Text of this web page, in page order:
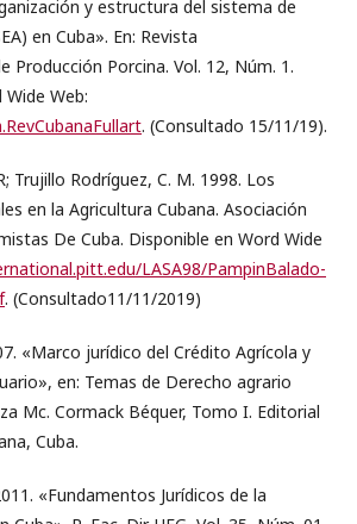
y estructura del sistema de
en Cuba». En: Revista
Producción Porcina. Vol. 12, Núm. 1.
Web:
. (Consultado 15/11/19).
Trujillo Rodríguez, C. M. 1998. Los
en la Agricultura Cubana. Asociación
De Cuba. Disponible en Word Wide
LASA98/PampinBalado-
. (Consultado11/11/2019)
«Marco jurídico del Crédito Agrícola y
en: Temas de Derecho agrario
Mc. Cormack Béquer, Tomo I. Editorial
Cuba.
«Fundamentos Jurídicos de la